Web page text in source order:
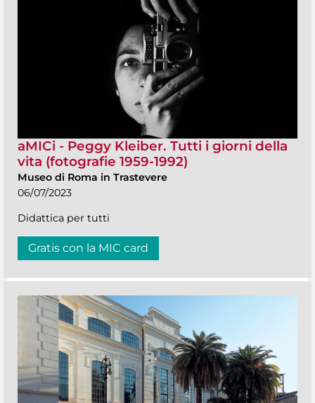
aMICi - Peggy Kleiber. Tutti i giorni della
vita (fotografie 1959-1992)
Museo di Roma in Trastevere
06/07/2023
Didattica per tutti
Gratis con la MIC card